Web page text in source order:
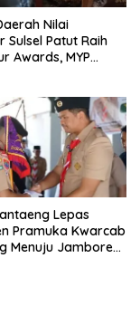
Nilai
Sulsel Patut Raih
Awards, MYP
Lepas
Pramuka Kwarcab
Menuju Jambore